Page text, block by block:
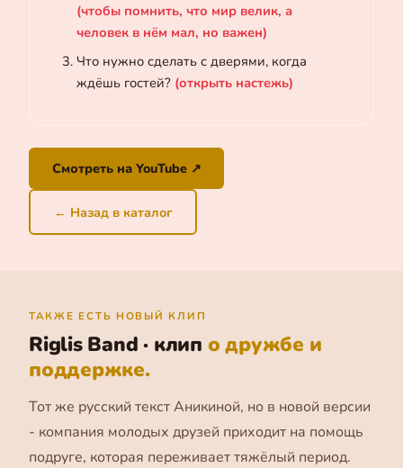
(чтобы помнить, что мир велик, а
человек в нём мал, но важен)
Что нужно сделать с дверями, когда
ждёшь гостей? (открыть настежь)
Смотреть на YouTube ↗
← Назад в каталог
ТАКЖЕ ЕСТЬ НОВЫЙ КЛИП
Riglis Band · клип о дружбе и
поддержке.
Тот же русский текст Аникиной, но в новой версии
- компания молодых друзей приходит на помощь
подруге, которая переживает тяжёлый период.